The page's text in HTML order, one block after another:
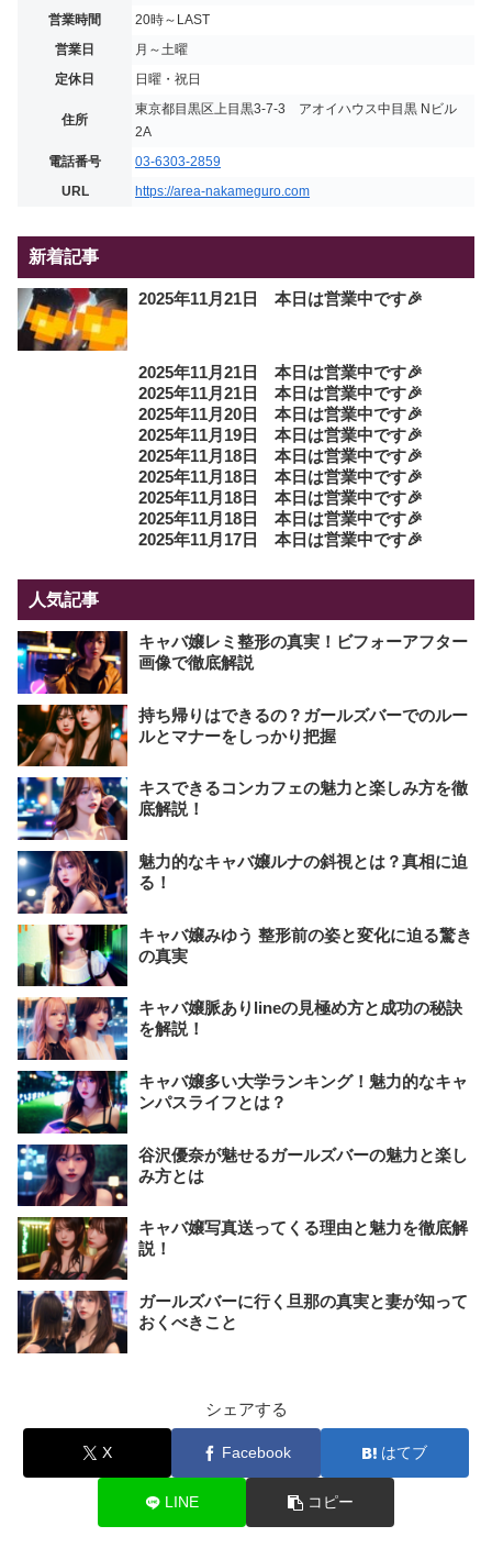
営業時間
20時～LAST
営業日
月～土曜
定休日
日曜・祝日
住所
東京都目黒区上目黒3-7-3 アオイハウス中目黒 Nビル
2A
電話番号
03-6303-2859
URL
https://area-nakameguro.com
新着記事
2025年11月21日 本日は営業中です🎉
2025年11月21日 本日は営業中です🎉
2025年11月21日 本日は営業中です🎉
2025年11月20日 本日は営業中です🎉
2025年11月19日 本日は営業中です🎉
2025年11月18日 本日は営業中です🎉
2025年11月18日 本日は営業中です🎉
2025年11月18日 本日は営業中です🎉
2025年11月18日 本日は営業中です🎉
2025年11月17日 本日は営業中です🎉
人気記事
キャバ嬢レミ整形の真実！ビフォーアフター
画像で徹底解説
持ち帰りはできるの？ガールズバーでのルー
ルとマナーをしっかり把握
キスできるコンカフェの魅力と楽しみ方を徹
底解説！
魅力的なキャバ嬢ルナの斜視とは？真相に迫
る！
キャバ嬢みゆう 整形前の姿と変化に迫る驚き
の真実
キャバ嬢脈ありlineの見極め方と成功の秘訣
を解説！
キャバ嬢多い大学ランキング！魅力的なキャ
ンパスライフとは？
谷沢優奈が魅せるガールズバーの魅力と楽し
み方とは
キャバ嬢写真送ってくる理由と魅力を徹底解
説！
ガールズバーに行く旦那の真実と妻が知って
おくべきこと
シェアする
X Facebook はてブ
LINE コピー